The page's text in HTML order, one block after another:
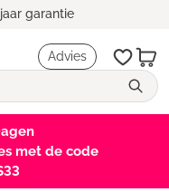
en testwinnaar
Advies
met de code